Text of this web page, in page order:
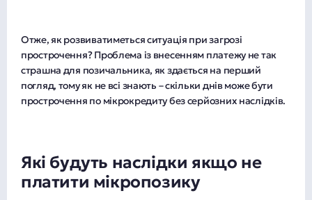
Отже, як розвиватиметься ситуація при загрозі
прострочення? Проблема із внесенням платежу не так
страшна для позичальника, як здається на перший
погляд, тому як не всі знають – скільки днів може бути
прострочення по мікрокредиту без серйозних наслідків.
Які будуть наслідки якщо не
платити мікропозику